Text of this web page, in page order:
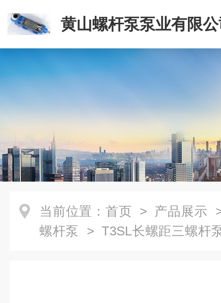
黄山螺杆泵泵业有限
当前位置： 首页 > 产品展示
螺杆泵 > T3SL长螺距三螺杆